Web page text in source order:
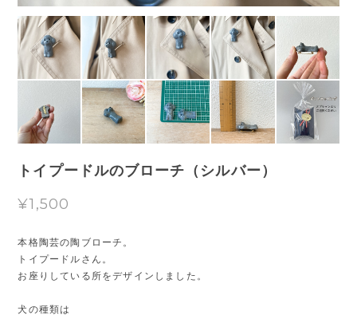
トイプードルのブローチ（シルバー）
¥1,500
本格陶芸の陶ブローチ。
トイプードルさん。
お座りしている所をデザインしました。
犬の種類は